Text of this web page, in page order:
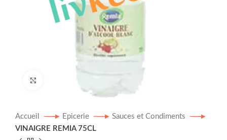
Accueil Epicerie
Sauces et Condiments
VINAIGRE REMIA 75CL